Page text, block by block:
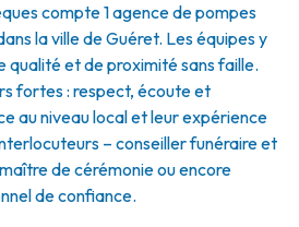
compte 1 agence de pompes
la ville de Guéret. Les équipes y
qualité et de proximité sans faille.
fortes : respect, écoute et
au niveau local et leur expérience
– conseiller funéraire et
de cérémonie ou encore
de confiance.